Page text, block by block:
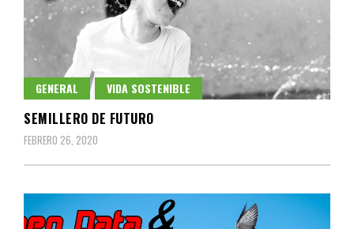
GENERAL VIDA SOSTENIBLE
SEMILLERO DE FUTURO
FEBRERO 26, 2020